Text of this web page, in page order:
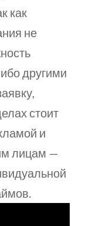
как
не
другими
стоит
и
лицам —